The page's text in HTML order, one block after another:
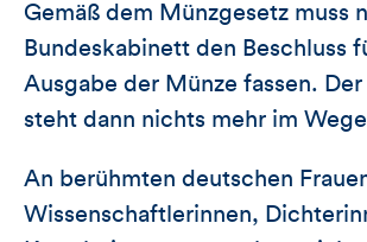
Gemäß dem Münzgesetz muss
Bundeskabinett den Beschluss
Ausgabe der Münze fassen. Der
steht dann nichts mehr im
An berühmten deutschen
Wissenschaftlerinnen,